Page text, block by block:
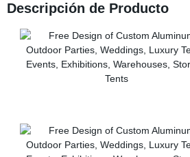
Descripción de Producto